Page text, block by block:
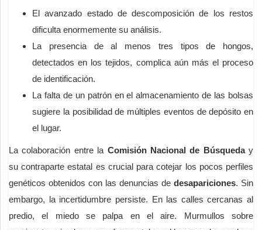
El avanzado estado de descomposición de los restos
dificulta enormemente su análisis.
La presencia de al menos tres tipos de hongos,
detectados en los tejidos, complica aún más el proceso
de identificación.
La falta de un patrón en el almacenamiento de las bolsas
sugiere la posibilidad de múltiples eventos de depósito en
el lugar.
La colaboración entre la Comisión Nacional de Búsqueday
su contraparte estatal es crucial para cotejar los pocos perfiles
genéticos obtenidos con las denuncias de desapariciones. Sin
embargo, la incertidumbre persiste. En las calles cercanas al
predio, el miedo se palpa en el aire. Murmullos sobre